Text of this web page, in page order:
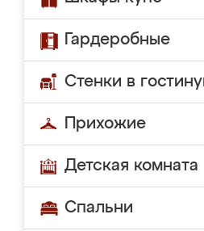
Гардеробные
Стенки в
Прихожие
Детская комната
Спальни